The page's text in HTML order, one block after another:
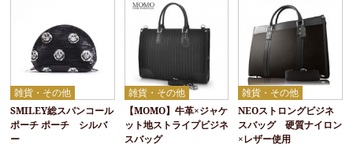
雑貨・その他
SMILEY総スパンコール
ポーチ ポーチ シルバ
ー
雑貨・その他
【MOMO】牛革×ジャケ
ット地ストライプビジネ
スバッグ
雑貨・その他
NEOストロングビジネ
スバッグ 硬質ナイロン
×レザー使用